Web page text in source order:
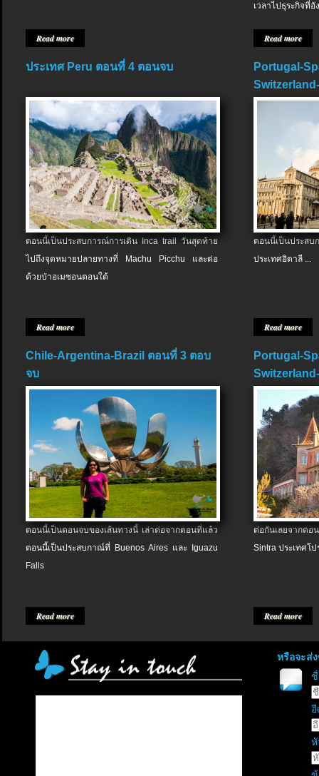
Read more
เวลาไปธุระกิจที่อั
Read more
ประเทศ Peru ตอนที่ 4 ตอนจบ
ตอนนี้เป็นประสบการณ์การเดิน Inca trail วันสุดท้าย
ไปถึงจุดหมายปลายทางที่ Machu Picchu และต่อ
ด้วยป่าอเมซอนตอนใต้
Read more
Portugal-
ตอนนี้เป็นประส
ประเทศอิตาลี ...
Read more
Chile-Argentina-Brazil ตอนที่ 3 ตอบ
จบ
ตอนนี้เป็นตอนจบของเส้นทางนี้ เล่าต่อจากตอนที่แล้ว
ตอนนี้เป็นประสบกาณ์ที่ Buenos Aires และ Iguazu
Falls
Read more
Portugal-
ต่อกันเลยจากต
Sintra ประเทศโป
Read more
หรือจะส่
อี
หั